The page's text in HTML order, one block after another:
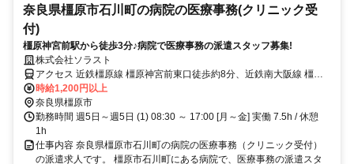
奈良県橿原市石川町の病院の医療事務(クリニック受
付)
橿原神宮前駅から徒歩3分♪病院で医療事務の派遣スタッフ募集!
株式会社ソラスト
アクセス 近鉄橿原線 橿原神宮前東口徒歩約8分、近鉄南大阪線 橿原
神宮前東口徒歩約8分、近鉄吉野線 橿原神宮前東口徒歩約8分 「橿原
神宮前駅」徒歩3分,マイカー通勤可,自転車通勤可,駐車場あり,駐輪場
あり,敷地内全て禁煙
時給1,200円以上
奈良県橿原市
勤務時間 週5日～週5日 (1) 08:30 ～ 17:00 [月～金] 実働 7.5h / 休憩
1h
仕事内容 奈良県橿原市石川町の病院の医療事務（クリニック受付）
の派遣求人です。 橿原市石川町にある病院で、医療事務の派遣スタ